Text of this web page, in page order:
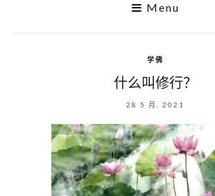
Menu
学佛
什么叫修行？
28 5 月, 2021